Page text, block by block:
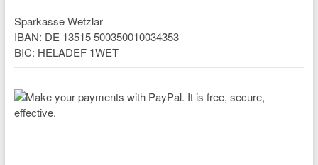
Sparkasse Wetzlar
IBAN: DE 13515 500350010034353
BIC: HELADEF 1WET